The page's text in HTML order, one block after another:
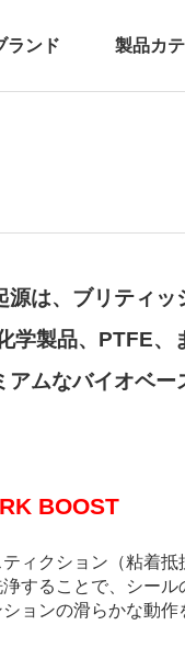
ランド 製品カ
は、ブリティッ
製品、PTFE
ムなバイオベ
BOOST
ィクション（粘着抵
することで、シール
ョンの滑らかな動作